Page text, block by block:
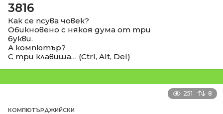
3816
Как се псува човек?
Обикновено с някоя дума от три
букви.
А компютър?
С три клавиша… (Ctrl, Alt, Del)
251 8
КОМПЮТЪРДЖИЙСКИ